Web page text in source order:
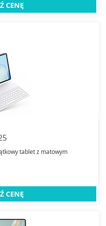
CENĘ
tablet z matowym
CENĘ